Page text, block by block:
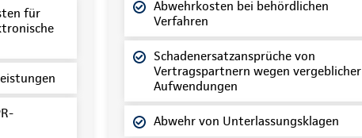
für
Abwehrkosten bei behördlichen
Verfahren
Schadenersatzansprüche von
Vertragspartnern wegen vergeblicher
Aufwendungen
Abwehr von Unterlassungsklagen